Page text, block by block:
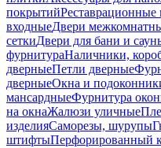
покрытийРеставрационные
входныеДвери
сеткиДвери для бани и
фурнитураНаличники,
дверныеПетли дверные
дверныеОкна и
мансардныеФурнитура
на окнаЖалюзи уличные
изделияСаморезы, шурупы
штифтыПерфорированный